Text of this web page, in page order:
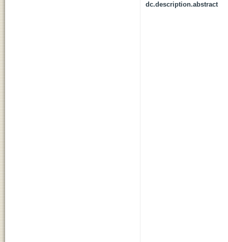
dc.description.abstract